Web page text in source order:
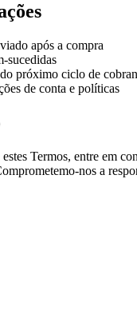
após a compra
sucedidas
próximo ciclo de
de conta e políticas
Termos, entre em
nos a